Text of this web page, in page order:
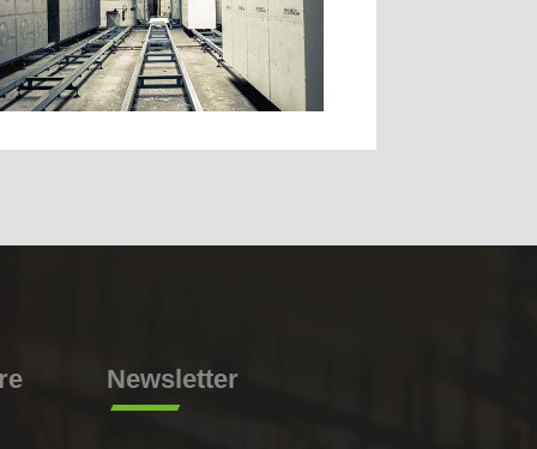
Newsletter